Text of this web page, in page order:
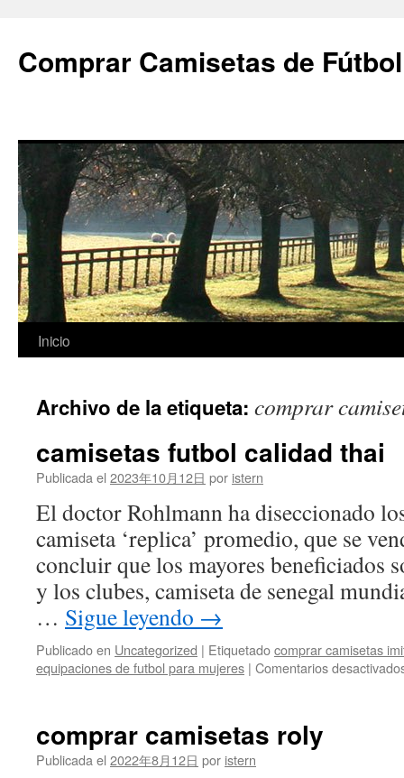
Comprar Camisetas de
Saltar
contenido
Inicio
Archivo de la etiqueta: comprar
camisetas futbol calidad thai
Publicada el 2023年10月12日 por istern
El doctor Rohlmann ha diseccionado
camiseta ‘replica’ promedio, que se
concluir que los mayores beneficiados
y los clubes, camiseta de senegal
… Sigue leyendo →
Publicado en Uncategorized | Etiquetadocomprar camisetas
equipaciones de futbol para mujeres | Comentarios
comprar camisetas roly
Publicada el 2022年8月12日 por istern